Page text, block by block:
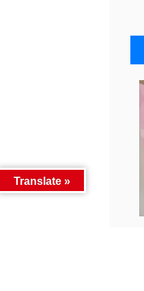
Translate »